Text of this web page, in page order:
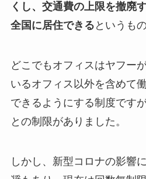
くし、交通費の上限を撤廃
全国に居住できる というも
どこでもオフィスはヤフー
いるオフィス以外を含めて
できるようにする制度です
との制限がありました。
しかし、新型コロナの影響